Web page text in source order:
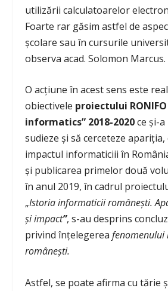
utilizării calculatoarelor
Foarte rar găsim astfel de
școlare sau în cursurile
observa acad. Solomon Marcus.
O acțiune în acest sens este
obiectivele proiectului
informatics” 2018-2020ce și-
sudieze și să cerceteze
impactul informaticiii în
și publicarea primelor două
în anul 2019, în cadrul
„Istoria informaticii românești.
și impact”, s-au desprins
privind înțelegerea
românești.
Astfel, se poate afirma cu tărie